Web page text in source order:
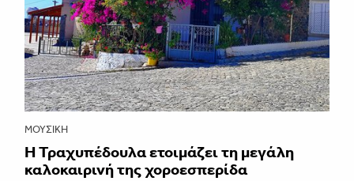
ΜΟΥΣΙΚΉ
Η Τραχυπέδουλα ετοιμάζει τη μεγάλη
καλοκαιρινή της χοροεσπερίδα